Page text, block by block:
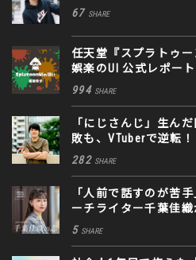
67 SHARE
任天堂『スプラトゥ
娯楽のUI 公式レポー
994 SHARE
「にじさんじ」生ん
敗も、VTuberで逆転！
282 SHARE
「人前で話すのが苦
ーチライター千葉佳
に込めた思い
5 SHARE